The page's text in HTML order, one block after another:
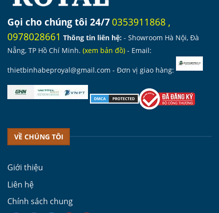
Gọi cho chúng tôi 24/70353911868 ,
0978028661 Thông tin liên hệ: - Showroom Hà Nội, Đà
Nẵng, TP Hồ Chí Minh. (xem bản đồ) - Email:
thietbinhabeproyal@gmail.com - Đơn vị giao hàng:
VỀ CHÚNG TÔI
Giới thiệu
Liên hệ
Chính sách chung